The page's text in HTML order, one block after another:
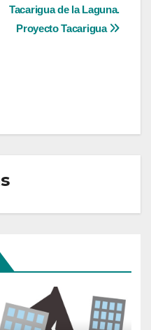
Tacarigua de la Laguna.
Proyecto Tacarigua